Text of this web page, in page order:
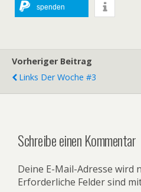
spenden
Vorheriger Beitrag
Links Der Woche #3
Schreibe einen Kommentar
Deine E-Mail-Adresse wird
Erforderliche Felder sind